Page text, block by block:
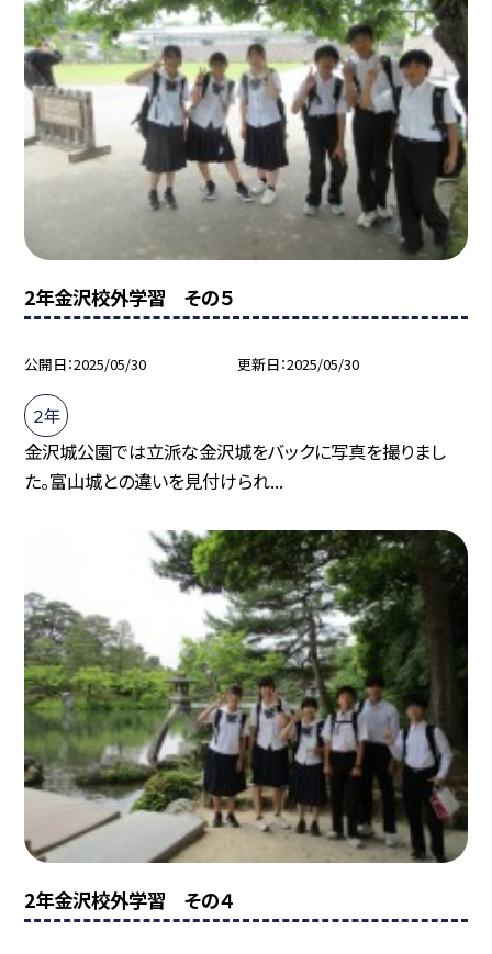
2年金沢校外学習 その５
公開日 2025/05/30 更新日 2025/05/30
２年
金沢城公園では立派な金沢城をバックに写真を撮りまし
た。富山城との違いを見付けられ...
2年金沢校外学習 その４